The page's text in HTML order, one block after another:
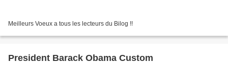
Meilleurs Voeux a tous les lecteurs du Bilog !!
President Barack Obama Custom